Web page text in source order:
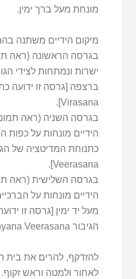
מונחת מעל ברך ימין.
מיקום הידיים משתנה
בגרסה הראשונה (ראה
ישרות ונמתחות לצידי
ברצפה [גרסה זו ידועה
Virasana].
בגרסה השניה (ראה
הידיים מונחות על כפות
Veerasana].
בגרסה השלישית (ראה
הידיים מונחות על
מעל יד ימין [גרסה זו
הגיבור Dhyana Veerasana].
להזדקף, להרים את בית
לאחור ולמטה וראש זקוף.